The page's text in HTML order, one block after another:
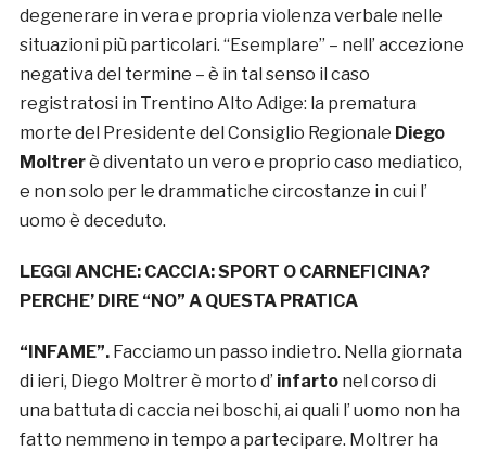
degenerare in vera e propria violenza verbale nelle
situazioni più particolari. “Esemplare” – nell’ accezione
negativa del termine – è in tal senso il caso
registratosi in Trentino Alto Adige: la prematura
morte del Presidente del Consiglio Regionale Diego
Moltrerè diventato un vero e proprio caso mediatico,
e non solo per le drammatiche circostanze in cui l’
uomo è deceduto.
LEGGI ANCHE: CACCIA: SPORT O CARNEFICINA?
PERCHE’ DIRE “NO” A QUESTA PRATICA
“INFAME”.Facciamo un passo indietro. Nella giornata
di ieri, Diego Moltrer è morto d’ infartonel corso di
una battuta di caccia nei boschi, ai quali l’ uomo non ha
fatto nemmeno in tempo a partecipare. Moltrer ha